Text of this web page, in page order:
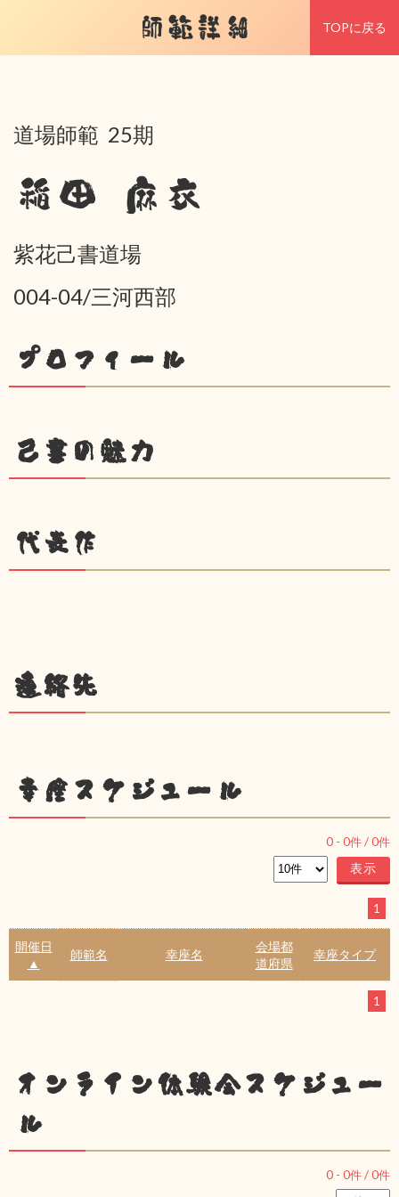
師範詳細 TOPに戻る
道場師範 25期
稲田 麻衣
紫花己書道場
004-04/三河西部
プロフィール
己書の魅力
代表作
連絡先
幸座スケジュール
0 - 0件 /0件
1
開催日
▲
師範名 幸座名
会場都
道府県
幸座タイプ
1
オンライン体験会スケジュー
ル
0 - 0件 /0件